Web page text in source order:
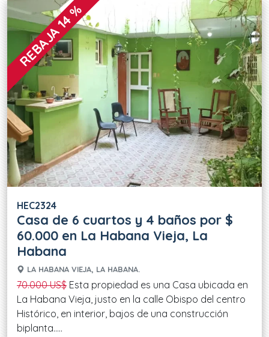
REBAJA 14 %
HEC2324
Casa de 6 cuartos y 4 baños por $
60.000 en La Habana Vieja, La
Habana
LA HABANA VIEJA, LA HABANA.
70.000 US$ Esta propiedad es una Casa ubicada en
La Habana Vieja, justo en la calle Obispo del centro
Histórico, en interior, bajos de una construcción
biplanta.....